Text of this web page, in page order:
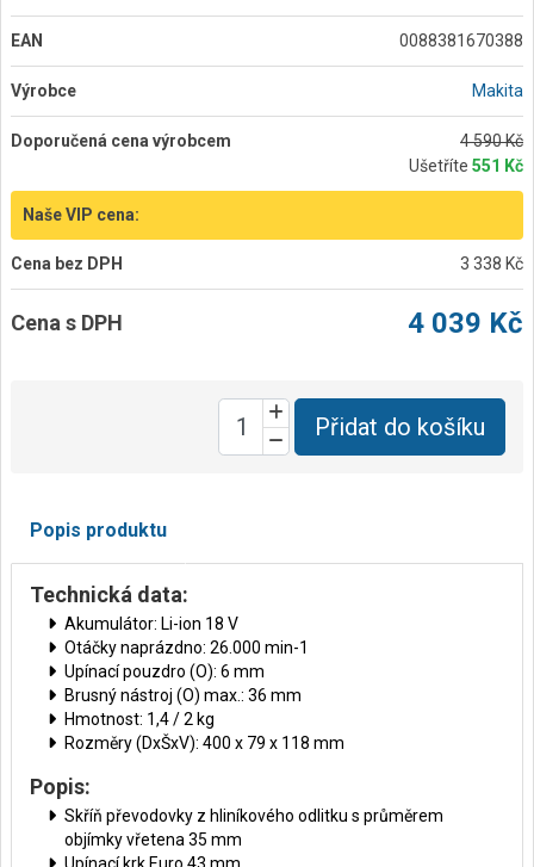
EAN 0088381670388
Výrobce Makita
Doporučená cena výrobcem
4 590 Kč
Ušetříte 551 Kč
Naše VIP cena:
Cena bez DPH 3 338 Kč
Cena s DPH 4 039 Kč
Přidat do košíku
Popis produktu
Technická data:
Akumulátor: Li-ion 18 V
Otáčky naprázdno: 26.000 min-1
Upínací pouzdro (O): 6 mm
Brusný nástroj (O) max.: 36 mm
Hmotnost: 1,4 / 2 kg
Rozměry (DxŠxV): 400 x 79 x 118 mm
Popis:
Skříň převodovky z hliníkového odlitku s průměrem
objímky vřetena 35 mm